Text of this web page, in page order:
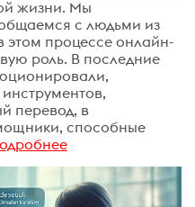
жизни. Мы
с людьми из
этом процессе онлайн-
роль. В последние
перевод, в
способные